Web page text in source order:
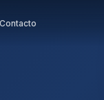
Contacto